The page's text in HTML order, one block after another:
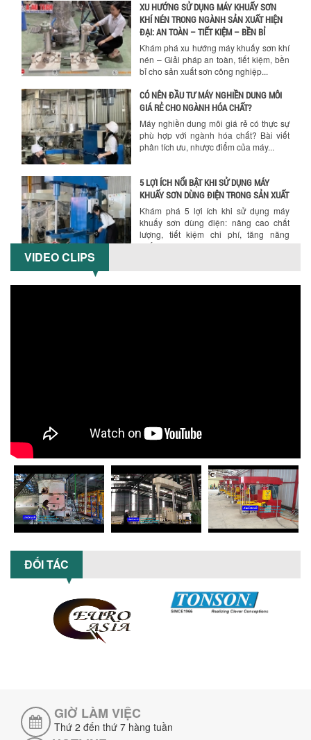
XU HƯỚNG SỬ DỤNG MÁY KHUẤY SƠN
KHÍ NÉN TRONG NGÀNH SẢN XUẤT HIỆN
ĐẠI: AN TOÀN – TIẾT KIỆM – BỀN BỈ
Khám phá xu hướng máy khuấy sơn khí
nén – Giải pháp an toàn, tiết kiệm, bền
bỉ cho sản xuất sơn công nghiệp...
CÓ NÊN ĐẦU TƯ MÁY NGHIỀN DUNG MÔI
GIÁ RẺ CHO NGÀNH HÓA CHẤT?
Máy nghiền dung môi giá rẻ có thực sự
phù hợp với ngành hóa chất? Bài viết
phân tích ưu, nhược điểm của máy...
5 LỢI ÍCH NỔI BẬT KHI SỬ DỤNG MÁY
KHUẤY SƠN DÙNG ĐIỆN TRONG SẢN XUẤT
Khám phá 5 lợi ích khi sử dụng máy
khuấy sơn dùng điện: nâng cao chất
lượng, tiết kiệm chi phí, tăng năng
suất,...
KHUẤY 3 TRỤC CÔNG SUẤT LỚN
nghiệp...
MÁY NGHIỀN HỮU CƠ LỎNG: GIẢI PHÁP
TỐI ƯU VỚI CÔNG NGHỆ MÁY NGHIỀN
NGANG CÁNH NGHIỀN CERAMIC
Máy nghiền hữu cơ lỏng sử dụng công
nghệ máy nghiền ngang cánh nghiền
ceramic giúp nâng cao độ mịn, hiệu
suất...
Tìm hiểu lợi ích khi đầu tư máy trộn
phân bón nằm ngang: nâng cao hiệu
khí nén để đảm bảo an toàn, hiệu...
SO SÁNH MÁY TRỘN BỘT KHÔ CÔNG
VIDEO CLIPS
ĐỐI TÁC
GIỜ LÀM VIỆC
Thứ 2 đến thứ 7 hàng tuần